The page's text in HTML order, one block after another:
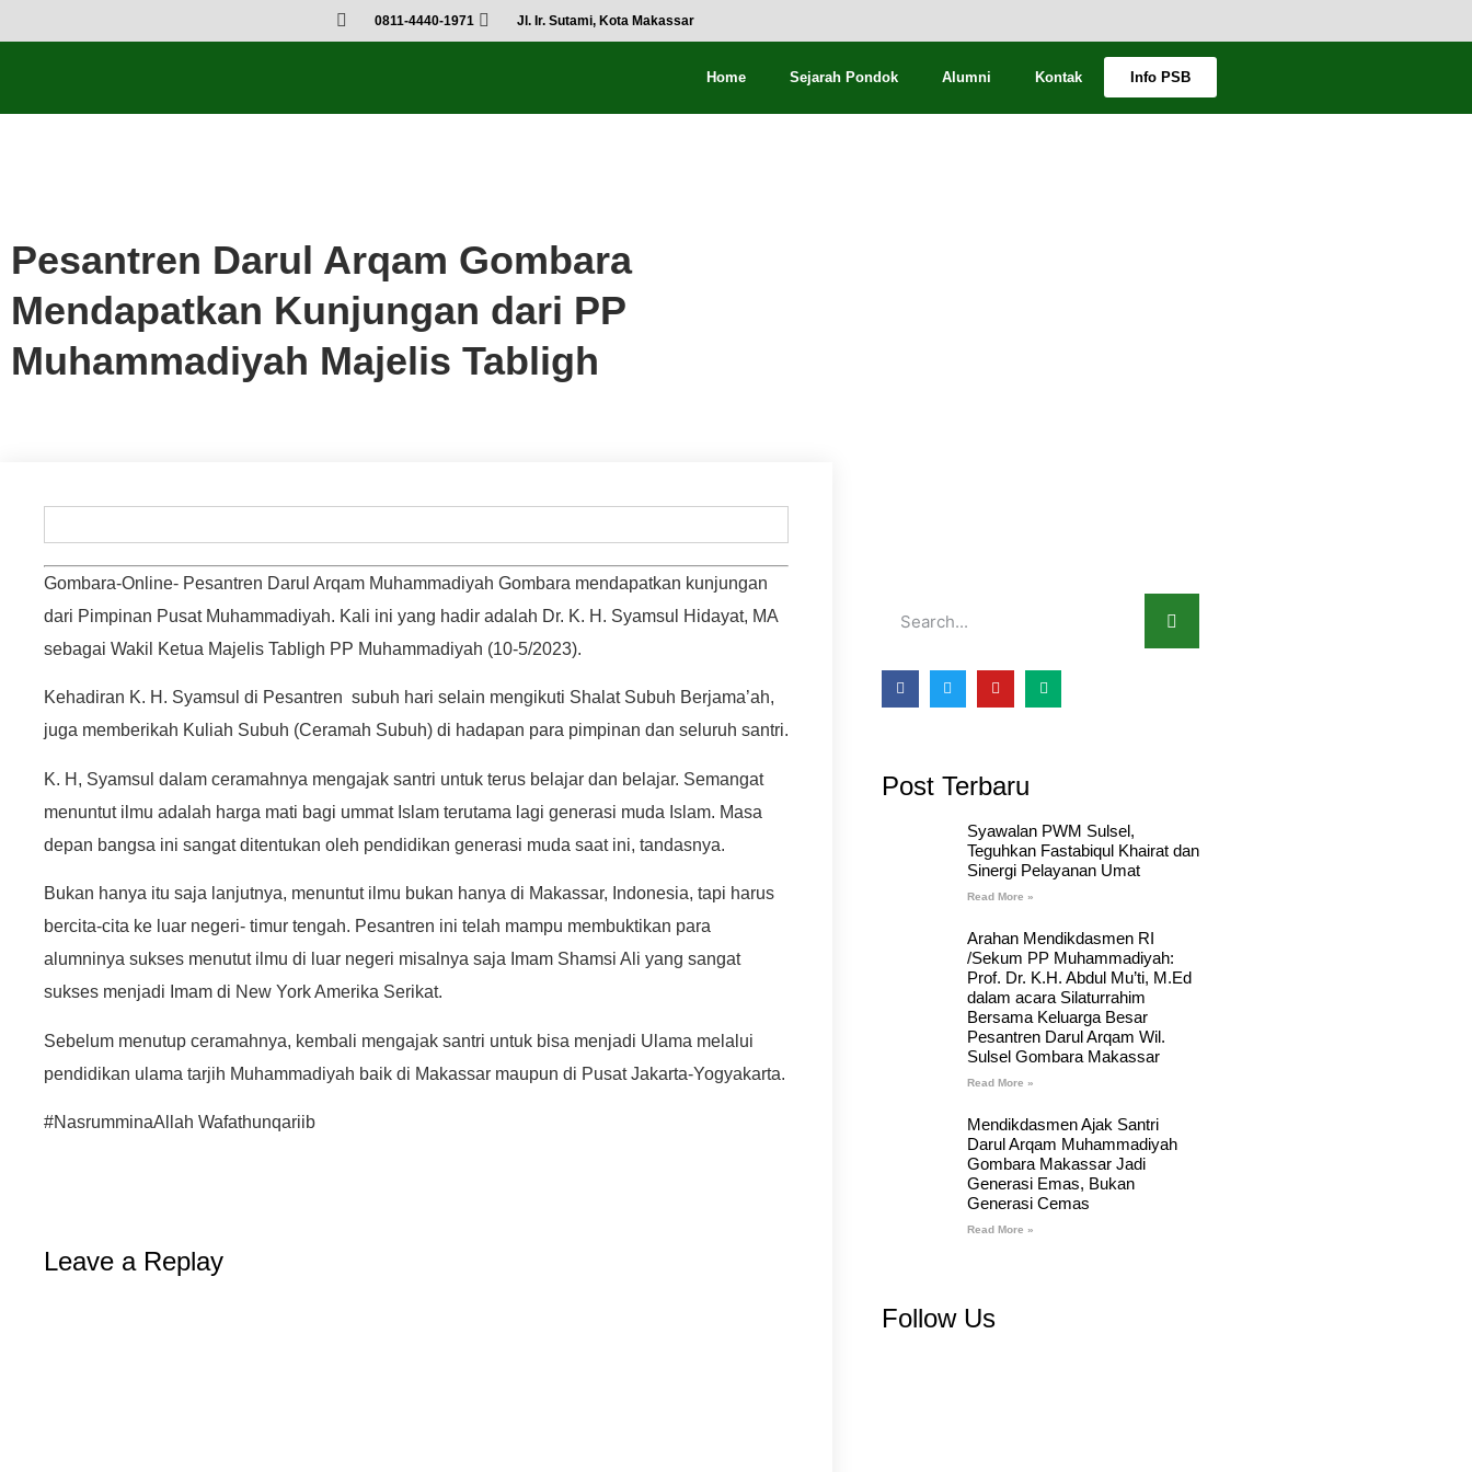
0811-4440-1971 Jl. Ir. Sutami, Kota Makassar
Home Sejarah Pondok Alumni Kontak Info PSB
Pesantren Darul Arqam Gombara
Mendapatkan Kunjungan dari PP
Muhammadiyah Majelis Tabligh
Gombara-Online- Pesantren Darul Arqam Muhammadiyah Gombara mendapatkan kunjungan
dari Pimpinan Pusat Muhammadiyah. Kali ini yang hadir adalah Dr. K. H. Syamsul Hidayat, MA
sebagai Wakil Ketua Majelis Tabligh PP Muhammadiyah (10-5/2023).
Kehadiran K. H. Syamsul di Pesantren subuh hari selain mengikuti Shalat Subuh Berjama’ah,
juga memberikah Kuliah Subuh (Ceramah Subuh) di hadapan para pimpinan dan seluruh santri.
K. H, Syamsul dalam ceramahnya mengajak santri untuk terus belajar dan belajar. Semangat
menuntut ilmu adalah harga mati bagi ummat Islam terutama lagi generasi muda Islam. Masa
depan bangsa ini sangat ditentukan oleh pendidikan generasi muda saat ini, tandasnya.
Bukan hanya itu saja lanjutnya, menuntut ilmu bukan hanya di Makassar, Indonesia, tapi harus
bercita-cita ke luar negeri- timur tengah. Pesantren ini telah mampu membuktikan para
alumninya sukses menutut ilmu di luar negeri misalnya saja Imam Shamsi Ali yang sangat
sukses menjadi Imam di New York Amerika Serikat.
Sebelum menutup ceramahnya, kembali mengajak santri untuk bisa menjadi Ulama melalui
pendidikan ulama tarjih Muhammadiyah baik di Makassar maupun di Pusat Jakarta-Yogyakarta.
#NasrumminaAllah Wafathunqariib
Leave a Replay
Post Terbaru
Syawalan PWM Sulsel,
Teguhkan Fastabiqul Khairat dan
Sinergi Pelayanan Umat
Read More »
Arahan Mendikdasmen RI
/Sekum PP Muhammadiyah:
Prof. Dr. K.H. Abdul Mu’ti, M.Ed
dalam acara Silaturrahim
Bersama Keluarga Besar
Pesantren Darul Arqam Wil.
Sulsel Gombara Makassar
Read More »
Mendikdasmen Ajak Santri
Darul Arqam Muhammadiyah
Gombara Makassar Jadi
Generasi Emas, Bukan
Generasi Cemas
Read More »
Follow Us